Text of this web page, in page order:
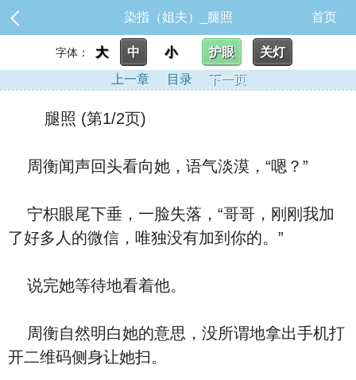
染指（姐夫）_腿照 首页
字体： 大 中 小 护眼
关灯
上一章
目录 下一页
腿照 (第1/2页)
周衡闻声回头看向她，语气淡漠，“嗯？”
宁枳眼尾下垂，一脸失落，“哥哥，刚刚我加
了好多人的微信，唯独没有加到你的。”
说完她等待地看着他。
周衡自然明白她的意思，没所谓地拿出手机打
开二维码侧身让她扫。